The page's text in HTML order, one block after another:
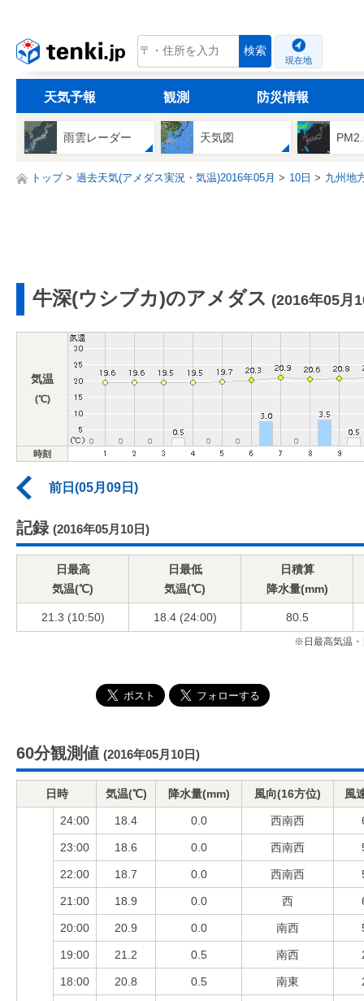
tenki.jp 検索
現在地
天気予報 観測 防災情報
雨雲レーダー 天気図
トップ 過去天気(アメダス実況・気温)2016年05月 10日 九州地
牛深(ウシブカ)のアメダス (2016年05月
気温
(℃)
時刻
前日(05月09日)
記録 (2016年05月10日)
日最高
気温(℃)
日最低
気温(℃)
日積算
降水量(mm)
21.3 (10:50) 18.4 (24:00) 80.5
※日最高気温・
60分観測値 (2016年05月10日)
日時 気温(℃) 降水量(mm) 風向(16方位) 風
24:00 18.4 0.0 西南西
23:00 18.6 0.0 西南西
22:00 18.7 0.0 西南西
21:00 18.9 0.0 西
20:00 20.9 0.0 南西
19:00 21.2 0.5 南西
18:00 20.8 0.5 南東